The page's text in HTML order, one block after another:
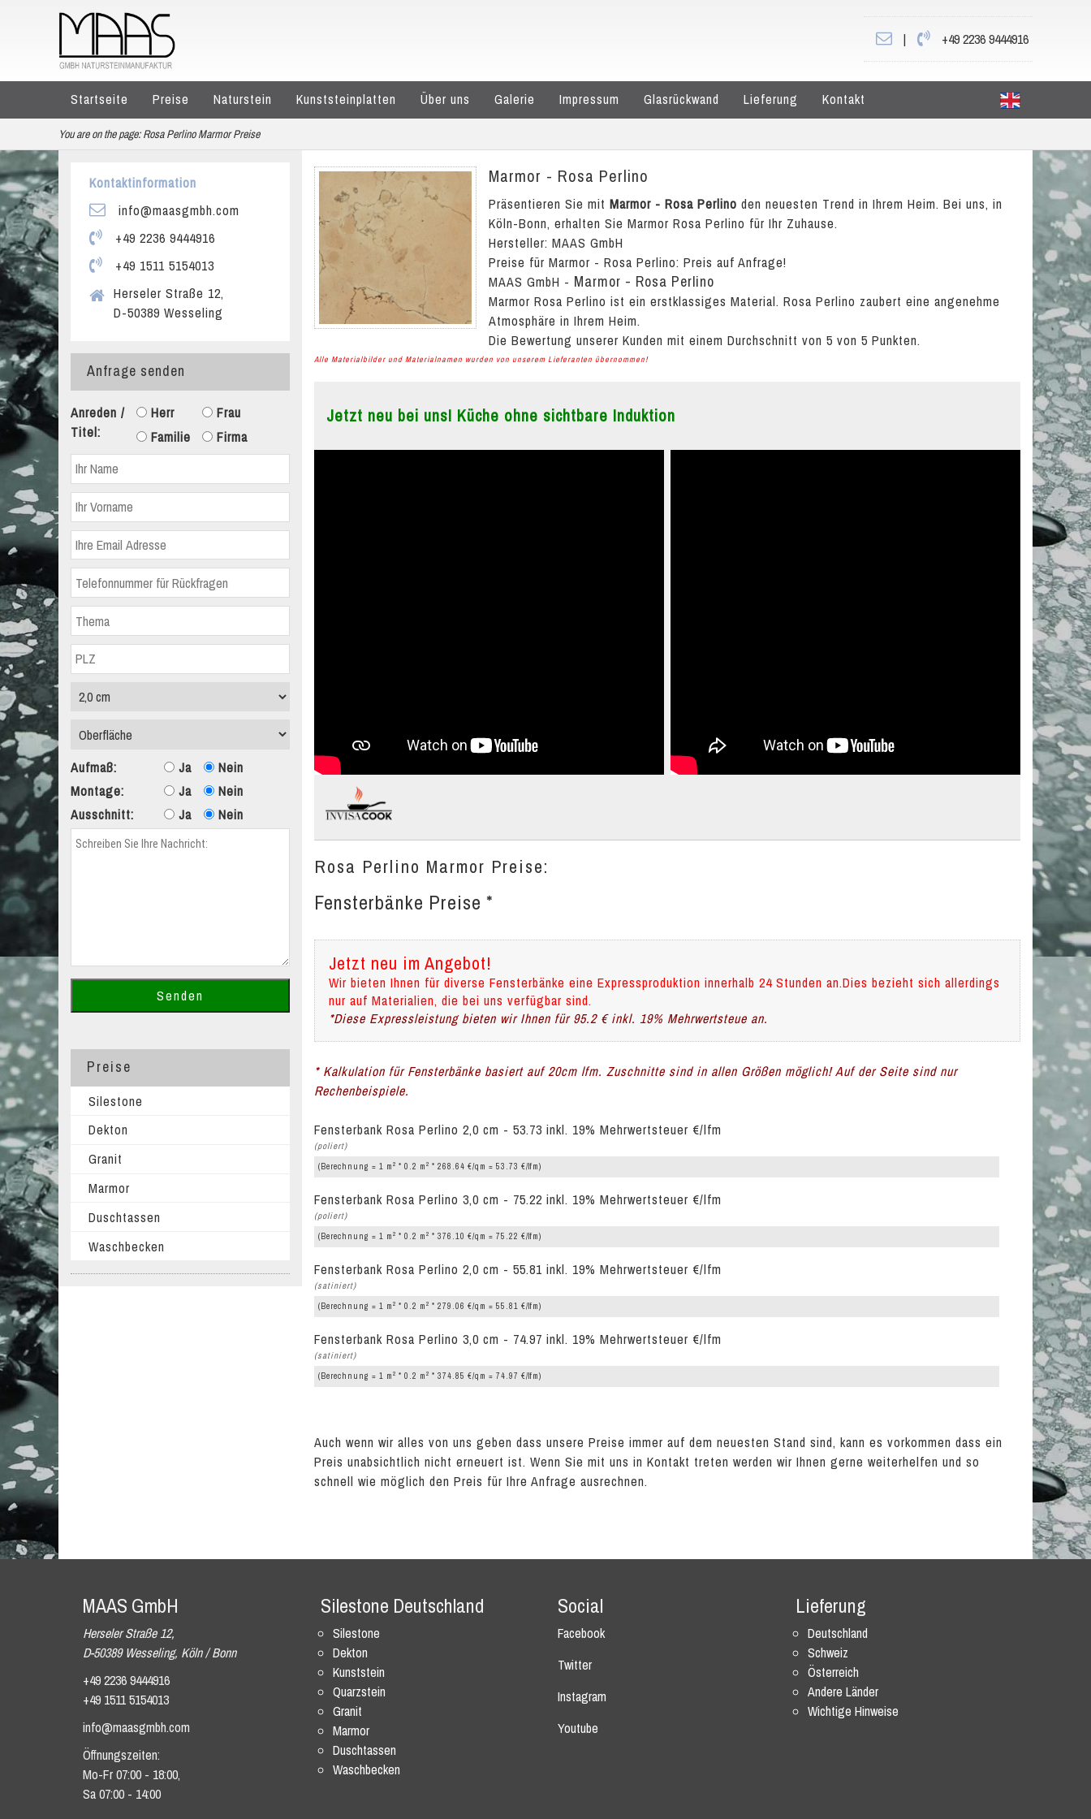
| +49 2236 9444916
Startseite Preise Naturstein Kunststeinplatten Über uns Galerie Impressum Glasrückwand Lieferung Kontakt
You are on the page: Rosa Perlino Marmor Preise
Marmor - Rosa Perlino
Präsentieren Sie mit Marmor - Rosa Perlino den neuesten Trend in Ihrem Heim. Bei uns, in
Köln-Bonn, erhalten Sie Marmor Rosa Perlino für Ihr Zuhause.
Hersteller: MAAS GmbH
Preise für Marmor - Rosa Perlino: Preis auf Anfrage!
MAAS GmbH - Marmor - Rosa Perlino
Marmor Rosa Perlino ist ein erstklassiges Material. Rosa Perlino zaubert eine angenehme
Atmosphäre in Ihrem Heim.
Die Bewertung unserer Kunden mit einem Durchschnitt von 5 von 5 Punkten.
Alle Materialbilder und Materialnamen wurden von unserem Lieferanten übernommen!
Jetzt neu bei uns! Küche ohne sichtbare Induktion
Rosa Perlino Marmor Preise:
Fensterbänke Preise *
Jetzt neu im Angebot!
Wir bieten Ihnen für diverse Fensterbänke eine Expressproduktion innerhalb 24 Stunden an.Dies bezieht sich allerdings
nur auf Materialien, die bei uns verfügbar sind.
*Diese Expressleistung bieten wir Ihnen für 95.2 € inkl. 19% Mehrwertsteue an.
* Kalkulation für Fensterbänke basiert auf 20cm lfm. Zuschnitte sind in allen Größen möglich! Auf der Seite sind nur
Rechenbeispiele.
Fensterbank Rosa Perlino 2,0 cm - 53.73 inkl. 19% Mehrwertsteuer €/lfm
(poliert)
(Berechnung = 1 m 2 * 0.2 m 2 * 268.64 €/qm = 53.73 €/lfm)
Fensterbank Rosa Perlino 3,0 cm - 75.22 inkl. 19% Mehrwertsteuer €/lfm
(poliert)
(Berechnung = 1 m 2 * 0.2 m 2 * 376.10 €/qm = 75.22 €/lfm)
Fensterbank Rosa Perlino 2,0 cm - 55.81 inkl. 19% Mehrwertsteuer €/lfm
(satiniert)
(Berechnung = 1 m 2 * 0.2 m 2 * 279.06 €/qm = 55.81 €/lfm)
Fensterbank Rosa Perlino 3,0 cm - 74.97 inkl. 19% Mehrwertsteuer €/lfm
(satiniert)
(Berechnung = 1 m 2 * 0.2 m 2 * 374.85 €/qm = 74.97 €/lfm)
Auch wenn wir alles von uns geben dass unsere Preise immer auf dem neuesten Stand sind, kann es vorkommen dass ein
Preis unabsichtlich nicht erneuert ist. Wenn Sie mit uns in Kontakt treten werden wir Ihnen gerne weiterhelfen und so
schnell wie möglich den Preis für Ihre Anfrage ausrechnen.
Kontaktinformation
info@maasgmbh.com
+49 2236 9444916
+49 1511 5154013
Herseler Straße 12,
D-50389 Wesseling
Anfrage senden
Anreden /
Titel:
Herr
Frau
Familie
Firma
Aufmaß: Ja
Nein
Montage:
Ja
Nein
Ausschnitt:
Ja Nein
Preise
Silestone
Dekton
Granit
Marmor
Duschtassen
Waschbecken
MAAS GmbH
Herseler Straße 12,
D-50389 Wesseling, Köln / Bonn
+49 2236 9444916
+49 1511 5154013
info@maasgmbh.com
Öffnungszeiten:
Mo-Fr 07:00 - 18:00,
Sa 07:00 - 14:00
Silestone Deutschland
Silestone
Dekton
Kunststein
Quarzstein
Granit
Marmor
Duschtassen
Waschbecken
Social
Facebook
Twitter
Instagram
Youtube
Lieferung
Deutschland
Schweiz
Österreich
Andere Länder
Wichtige Hinweise